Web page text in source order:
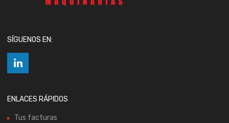
SÍGUENOS EN:
ENLACES RÁPIDOS
Tus facturas